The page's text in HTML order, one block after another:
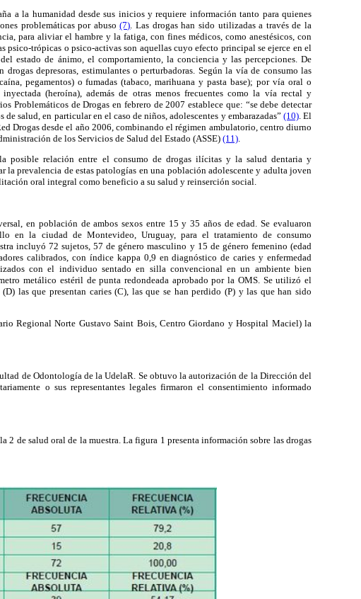
a la humanidad desde sus inicios y requiere información tanto para quienes
problemáticas por abuso(7). Las drogas han sido utilizadas a través de la
para aliviar el hambre y la fatiga, con fines médicos, como anestésicos, con
psico-trópicas o psico-activas son aquellas cuyo efecto principal se ejerce en el
estado de ánimo, el comportamiento, la conciencia y las percepciones. De
depresoras, estimulantes o perturbadoras. Según la vía de consumo las
pegamentos) o fumadas (tabaco, marihuana y pasta base); por vía oral o
(heroína), además de otras menos frecuentes como la vía rectal y
Problemáticos de Drogas en febrero de 2007 establece que: “se debe detectar
salud, en particular en el caso de niños, adolescentes y embarazadas” (10). El
Drogas desde el año 2006, combinando el régimen ambulatorio, centro diurno
de los Servicios de Salud del Estado (ASSE)(11).
posible relación entre el consumo de drogas ilícitas y la salud dentaria y
la prevalencia de estas patologías en una población adolescente y adulta joven
oral integral como beneficio a su salud y reinserción social.
en población de ambos sexos entre 15 y 35 años de edad. Se evaluaron
en la ciudad de Montevideo, Uruguay, para el tratamiento de consumo
incluyó 72 sujetos, 57 de género masculino y 15 de género femenino (edad
calibrados, con índice kappa 0,9 en diagnóstico de caries y enfermedad
con el individuo sentado en silla convencional en un ambiente bien
metálico estéril de punta redondeada aprobado por la OMS. Se utilizó el
las que presentan caries (C), las que se han perdido (P) y las que han sido
Regional Norte Gustavo Saint Bois, Centro Giordano y Hospital Maciel) la
de Odontología de la UdelaR. Se obtuvo la autorización de la Dirección del
o sus representantes legales firmaron el consentimiento informado
de salud oral de la muestra. La figura 1 presenta información sobre las drogas